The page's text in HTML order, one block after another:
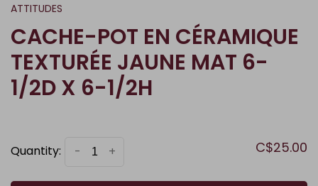
ATTITUDES
CACHE-POT EN CÉRAMIQUE
TEXTURÉE JAUNE MAT 6-
1/2D X 6-1/2H
Quantity: +
- C$25.00